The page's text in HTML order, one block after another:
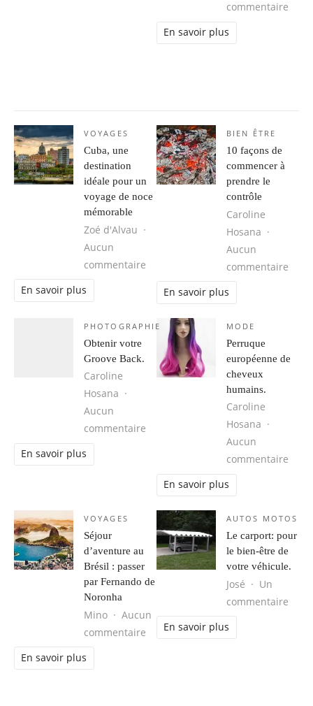
commentaire
En savoir plus
VOYAGES
Cuba, une
destination
idéale pour un
voyage de noce
mémorable
Zoé d'Alvau
Aucun
commentaire sur Cuba, une destination idéale
En savoir plus
BIEN ÊTRE
10 façons de
commencer à
prendre le
contrôle
Caroline
Hosana
Aucun
commentaire
En savoir plus
PHOTOGRAPHIE
Obtenir votre
Groove Back.
Caroline
Hosana
Aucun
commentaire sur Obtenir votre Groove Back.
En savoir plus
MODE
Perruque
européenne de
cheveux
humains.
Caroline
Hosana
Aucun
commentaire
En savoir plus
VOYAGES
Séjour
d’aventure au
Brésil : passer
par Fernando de
Noronha
Mino
Aucun
commentaire sur Séjour d’aventure au Brésil :
En savoir plus
AUTOS MOTOS
Le carport: pour
le bien-être de
votre véhicule.
José
Un
commentaire
En savoir plus